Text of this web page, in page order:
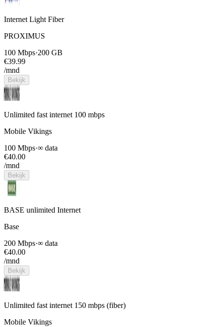
Internet Light Fiber
PROXIMUS
100 Mbps·200 GB
€39.99
/mnd
Bekijk
Unlimited fast internet 100 mbps
Mobile Vikings
100 Mbps·∞ data
€40.00
/mnd
Bekijk
BASE unlimited Internet
Base
200 Mbps·∞ data
€40.00
/mnd
Bekijk
Unlimited fast internet 150 mbps (fiber)
Mobile Vikings